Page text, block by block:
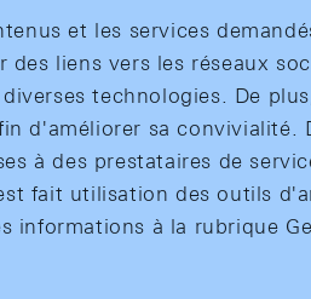
et les services
liens vers les réseaux
technologies. De
d'améliorer sa convivialité.
à des prestataires de
fait utilisation des outils
informations à la rubrique